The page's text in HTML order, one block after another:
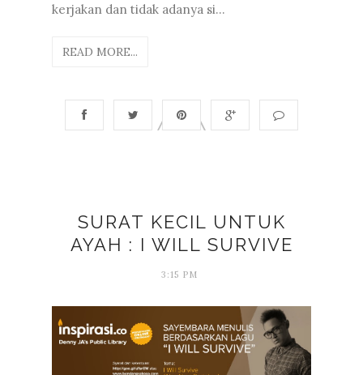
kerjakan dan tidak adanya si...
READ MORE...
SURAT KECIL UNTUK
AYAH : I WILL SURVIVE
3:15 PM